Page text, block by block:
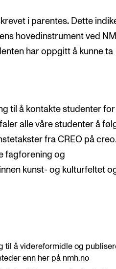
i parentes. Dette
hovedinstrument ved
har oppgitt å kunne ta
til å kontakte studenter for
alle våre studenter å
fra CREO på
fagforening og
kunst- og kulturfeltet
til å videreformidle og
enn her på nmh.no